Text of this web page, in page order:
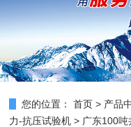
您的位置： 首页 > 产品
力-抗压试验机 > 广东100吨